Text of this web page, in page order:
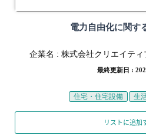
電力自由化に関す
企業名 : 株式会社クリエイティ
最終更新日 :
住宅・住宅設備 生
リストに追加